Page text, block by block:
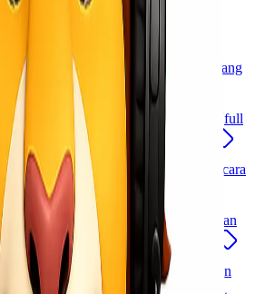
ekspedisi cepat
Cargo Udara Indonesia
jasa kirim perusahaan
distribusi barang
jasa pengiriman udara
pengiriman via udara
full
jasa cargo
cek resi lionel express
tips kirim barang ke luar negeri
cara
kirim barang ke luar negeri
jasa pengiriman pakaian
pengiriman
jasa pengiriman sparepart
udara murah
promo pengiriman